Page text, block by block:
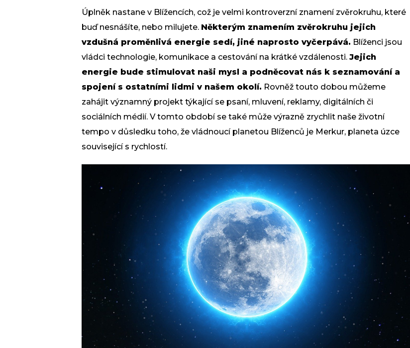
Úplněk nastane v Blížencích, což je velmi kontroverzní znamení zvěrokruhu, které
buď nesnášíte, nebo milujete. Některým znamením zvěrokruhu jejich
vzdušná proměnlivá energie sedí, jiné naprosto vyčerpává. Blíženci jsou
vládci technologie, komunikace a cestování na krátké vzdálenosti. Jejich
energie bude stimulovat naši mysl a podněcovat nás k seznamování a
spojení s ostatními lidmi v našem okolí. Rovněž touto dobou můžeme
zahájit významný projekt týkající se psaní, mluvení, reklamy, digitálních či
sociálních médií. V tomto období se také může výrazně zrychlit naše životní
tempo v důsledku toho, že vládnoucí planetou Blíženců je Merkur, planeta úzce
související s rychlostí.